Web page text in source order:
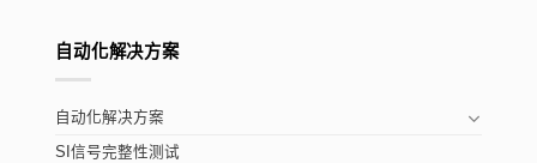
自动化解决方案
自动化解决方案
SI信号完整性测试